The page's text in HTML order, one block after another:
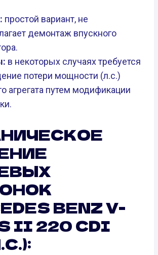
простой вариант, не
демонтаж впускного
в некоторых случаях требуется
потери мощности (л.с.)
агрегата путем модификации
BENZ V-
II 220 CDI